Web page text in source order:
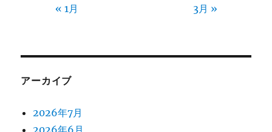
« 1月 3月 »
アーカイブ
2026年7月